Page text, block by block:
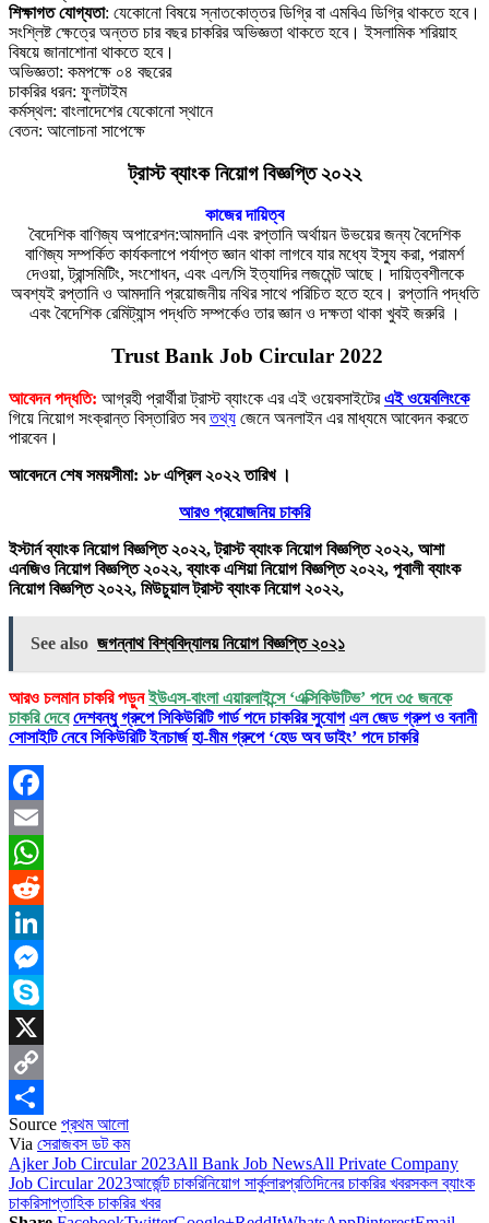
শিক্ষাগত যোগ্যতা: যেকোনো বিষয়ে স্নাতকোত্তর ডিগ্রি বা এমবিএ ডিগ্রি থাকতে হবে।
সংশ্লিষ্ট ক্ষেত্রে অন্তত চার বছর চাকরির অভিজ্ঞতা থাকতে হবে। ইসলামিক শরিয়াহ
বিষয়ে জানাশোনা থাকতে হবে।
অভিজ্ঞতা: কমপক্ষে ০৪ বছরের
চাকরির ধরন: ফুলটাইম
কর্মস্থল: বাংলাদেশের যেকোনো স্থানে
বেতন: আলোচনা সাপেক্ষে
ট্রাস্ট ব্যাংক নিয়োগ বিজ্ঞপ্তি ২০২২
কাজের দায়িত্ব
বৈদেশিক বাণিজ্য অপারেশন:আমদানি এবং রপ্তানি অর্থায়ন উভয়ের জন্য বৈদেশিক
বাণিজ্য সম্পর্কিত কার্যকলাপে পর্যাপ্ত জ্ঞান থাকা লাগবে যার মধ্যে ইস্যু করা, পরামর্শ
দেওয়া, ট্রান্সমিটিং, সংশোধন, এবং এল/সি ইত্যাদির লজমেন্ট আছে। দায়িত্বশীলকে
অবশ্যই রপ্তানি ও আমদানি প্রয়োজনীয় নথির সাথে পরিচিত হতে হবে। রপ্তানি পদ্ধতি
এবং বৈদেশিক রেমিট্যান্স পদ্ধতি সম্পর্কেও তার জ্ঞান ও দক্ষতা থাকা খুবই জরুরি ।
Trust Bank Job Circular 2022
আবেদন পদ্ধতি: আগ্রহী প্রার্থীরা ট্রাস্ট ব্যাংকে এর এই ওয়েবসাইটেরএই ওয়েবলিংকে
গিয়ে নিয়োগ সংক্রান্ত বিস্তারিত সবতথ্য জেনে অনলাইন এর মাধ্যমে আবেদন করতে
পারবেন।
আবেদনে শেষ সময়সীমা: ১৮ এপ্রিল ২০২২ তারিখ ।
আরও প্রয়োজনিয় চাকরি
ইস্টার্ন ব্যাংক নিয়োগ বিজ্ঞপ্তি ২০২২, ট্রাস্ট ব্যাংক নিয়োগ বিজ্ঞপ্তি ২০২২, আশা
এনজিও নিয়োগ বিজ্ঞপ্তি ২০২২, ব্যাংক এশিয়া নিয়োগ বিজ্ঞপ্তি ২০২২, পূবালী ব্যাংক
নিয়োগ বিজ্ঞপ্তি ২০২২, মিউচুয়াল ট্রাস্ট ব্যাংক নিয়োগ ২০২২,
See also জগন্নাথ বিশ্ববিদ্যালয় নিয়ােগ বিজ্ঞপ্তি ২০২১
আরও চলমান চাকরি পড়ুনইউএস-বাংলা এয়ারলাইন্সে ‘এক্সিকিউটিভ’ পদে ৩৫ জনকে
চাকরি দেবে দেশবন্ধু গ্রুপে সিকিউরিটি গার্ড পদে চাকরির সুযোগ এল জেড গ্রুপ ও বনানী
সোসাইটি নেবে সিকিউরিটি ইনচার্জ হা-মীম গ্রুপে ‘হেড অব ডাইং’ পদে চাকরি
Facebook
Email
WhatsApp
Reddit
LinkedIn
Messenger
Skype
X
Copy
Link
Share
Source প্রথম আলো
Via সেরাজবস ডট কম
Ajker Job Circular 2023All Bank Job NewsAll Private Company
Job Circular 2023আর্জেন্ট চাকরিনিয়োগ সার্কুলারপ্রতিদিনের চাকরির খবরসকল ব্যাংক
চাকরিসাপ্তাহিক চাকরির খবর